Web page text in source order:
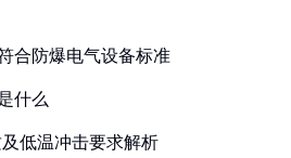
合防爆电气设备标准
什么
低温冲击要求解析